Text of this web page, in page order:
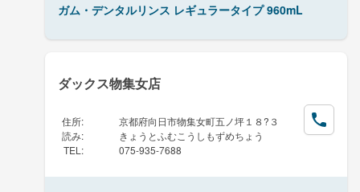
ガム・デンタルリンス レギュラータイプ 960mL
ダックス物集女店
住所:
京都府向日市物集女町五ノ坪１８?３
読み:
きょうとふむこうしもずめちょう
TEL : 075-935-7688